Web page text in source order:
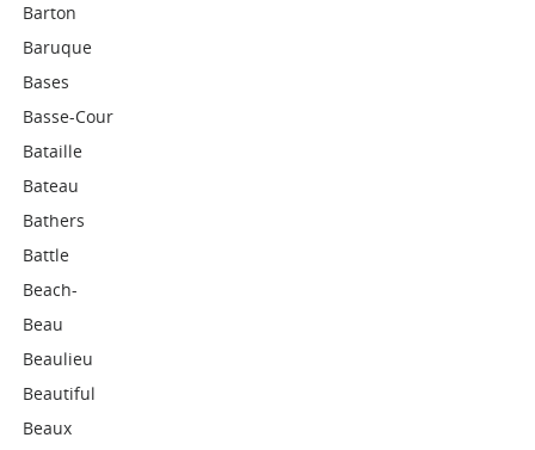
Barton
Baruque
Bases
Basse-Cour
Bataille
Bateau
Bathers
Battle
Beach-
Beau
Beaulieu
Beautiful
Beaux